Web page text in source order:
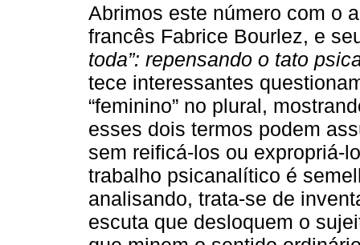
Abrimos este número com o
francês Fabrice Bourlez, e
toda”: repensando o tato
tece interessantes
“feminino” no plural,
esses dois termos podem
sem reificá-los ou expropriá-
trabalho psicanalítico é
analisando, trata-se de
escuta que desloquem o